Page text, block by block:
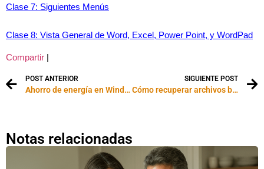
Clase 7: Siguientes Menús
Clase 8: Vista General de Word, Excel, Power Point, y WordPad
Compartir
POST ANTERIOR
Ahorro de energía en Windows Vista
SIGUIENTE POST
Cómo recuperar archivos borrados con PC INSPECTOR File Recovery – Utilidades gratuitas
Notas relacionadas